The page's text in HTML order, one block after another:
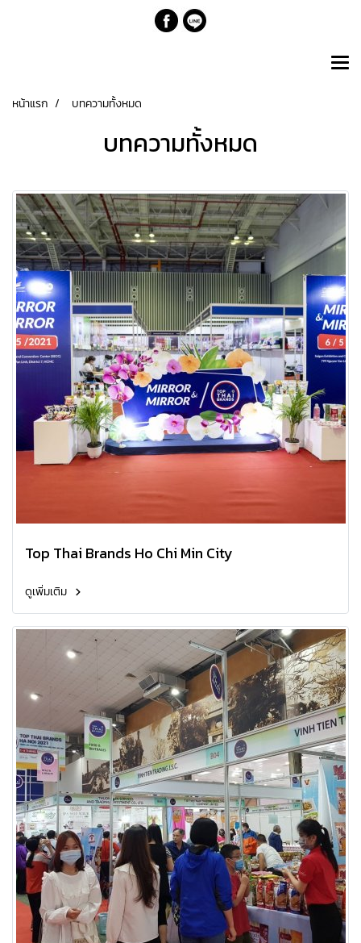
หน้าแรก บทความทั้งหมด
บทความทั้งหมด
Top Thai Brands Ho Chi Min City
ดูเพิ่มเติม